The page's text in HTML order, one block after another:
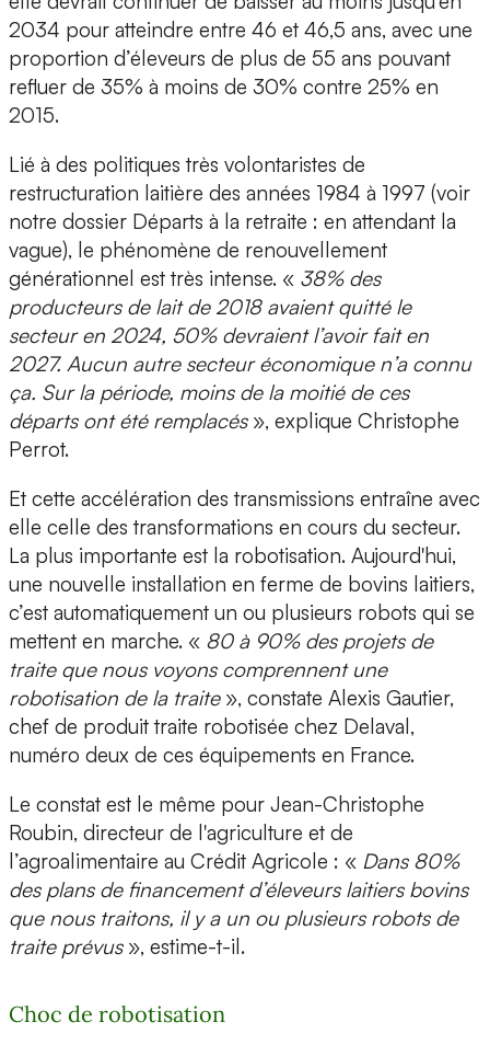
2034 pour atteindre entre 46 et 46,5 ans, avec une
proportion d’éleveurs de plus de 55 ans pouvant
refluer de 35% à moins de 30% contre 25% en
2015.
Lié à des politiques très volontaristes de
restructuration laitière des années 1984 à 1997 (voir
notre dossier Départs à la retraite : en attendant la
vague), le phénomène de renouvellement
générationnel est très intense. « 38% des
producteurs de lait de 2018 avaient quitté le
secteur en 2024, 50% devraient l’avoir fait en
2027. Aucun autre secteur économique n’a connu
ça. Sur la période, moins de la moitié de ces
départs ont été remplacés», explique Christophe
Perrot.
Et cette accélération des transmissions entraîne avec
elle celle des transformations en cours du secteur.
La plus importante est la robotisation. Aujourd'hui,
une nouvelle installation en ferme de bovins laitiers,
c’est automatiquement un ou plusieurs robots qui se
mettent en marche. « 80 à 90% des projets de
traite que nous voyons comprennent une
robotisation de la traite », constate Alexis Gautier,
chef de produit traite robotisée chez Delaval,
numéro deux de ces équipements en France.
Le constat est le même pour Jean-Christophe
Roubin, directeur de l'agriculture et de
l’agroalimentaire au Crédit Agricole : « Dans 80%
des plans de financement d’éleveurs laitiers bovins
que nous traitons, il y a un ou plusieurs robots de
traite prévus », estime-t-il.
Choc de robotisation